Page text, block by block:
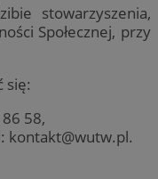
stowarzyszenia,
Społecznej, przy
się:
58,
kontakt@wutw.pl.